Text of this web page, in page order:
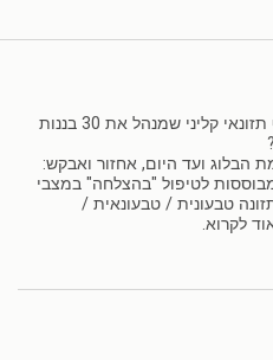
הצצתי ולא ראיתי אף תזונאי קליני שמנהל את 30 בננות
הבלוג ועד היום, אחזור ואבקש:
לטיפול "בהצלחה" במצבי
טבעונית / טבעונאית /